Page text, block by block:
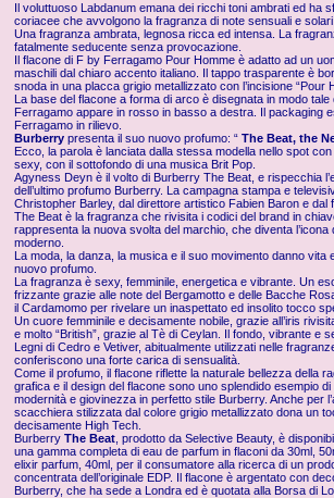
Il voluttuoso Labdanum emana dei ricchi toni ambrati ed ha
coriacee che avvolgono la fragranza di note sensuali e solari.
Una fragranza ambrata, legnosa ricca ed intensa. La
fatalmente seducente senza provocazione.
Il flacone di F by Ferragamo Pour Homme è adatto ad un
maschili dal chiaro accento italiano. Il tappo trasparente è
snoda in una placca grigio metallizzato con l’incisione “Pour
La base del flacone a forma di arco è disegnata in modo
Ferragamo appare in rosso in basso a destra. Il packaging
Ferragamo in rilievo.
Burberry presenta il suo nuovo profumo: “ The Beat, the
Ecco, la parola è lanciata dalla stessa modella nello spot
sexy, con il sottofondo di una musica Brit Pop.
Agyness Deyn è il volto di Burberry The Beat, e rispecchia
dell’ultimo profumo Burberry. La campagna stampa e
Christopher Barley, dal direttore artistico Fabien Baron e dal
The Beat è la fragranza che rivisita i codici del brand in
rappresenta la nuova svolta del marchio, che diventa l’icona
moderno.
La moda, la danza, la musica e il suo movimento danno vita
nuovo profumo.
La fragranza è sexy, femminile, energetica e vibrante. Un
frizzante grazie alle note del Bergamotto e delle Bacche
il Cardamomo per rivelare un inaspettato ed insolito tocco
Un cuore femminile e decisamente nobile, grazie all’iris
e molto “British”, grazie al Tè di Ceylan. Il fondo, vibrante e
Legni di Cedro e Vetiver, abitualmente utilizzati nelle
conferiscono una forte carica di sensualità.
Come il profumo, il flacone riflette la naturale bellezza della
grafica e il design del flacone sono uno splendido esempio di
modernità e giovinezza in perfetto stile Burberry. Anche per
scacchiera stilizzata dal colore grigio metallizzato dona un
decisamente High Tech.
Burberry The Beat , prodotto da Selective Beauty, è
una gamma completa di eau de parfum in flaconi da 30ml,
elixir parfum, 40ml, per il consumatore alla ricerca di un
concentrata dell’originale EDP. Il flacone è argentato con
Burberry, che ha sede a Londra ed è quotata alla Borsa di